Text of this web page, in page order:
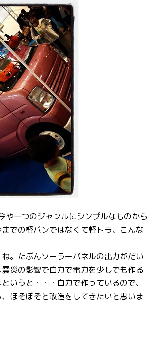
一つのジャンルにシンプルなものから
での軽バンではなくて軽トラ、こんな
。たぶんソーラーパネルの出力がだい
災の影響で自力で電力を少しでも作る
いうと・・・自力で作っているので、
ほそぼそと改造をしてきたいと思いま